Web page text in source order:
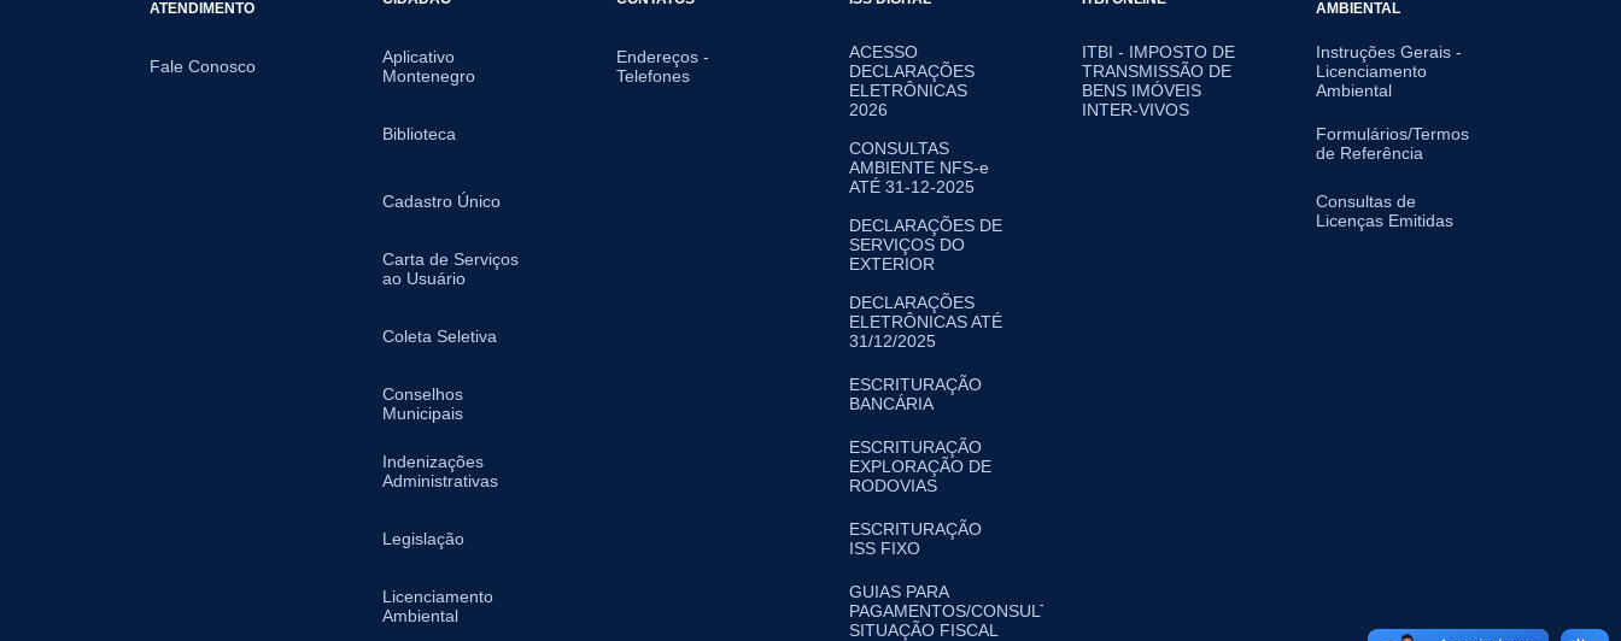
ATENDIMENTO
Fale Conosco
Aplicativo
Montenegro
Biblioteca
Cadastro Único
Carta de Serviços
ao Usuário
Coleta Seletiva
Conselhos
Municipais
Indenizações
Administrativas
Legislação
Licenciamento
Ambiental
Endereços -
Telefones
ACESSO
DECLARAÇÕES
ELETRÔNICAS
2026
CONSULTAS
AMBIENTE NFS-e
ATÉ 31-12-2025
DECLARAÇÕES DE
SERVIÇOS DO
EXTERIOR
DECLARAÇÕES
ELETRÔNICAS ATÉ
31/12/2025
ESCRITURAÇÃO
BANCÁRIA
ESCRITURAÇÃO
EXPLORAÇÃO DE
RODOVIAS
ESCRITURAÇÃO
ISS FIXO
GUIAS PARA
PAGAMENTOS/CONSULTA
SITUAÇÃO FISCAL
ITBI - IMPOSTO DE
TRANSMISSÃO DE
BENS IMÓVEIS
INTER-VIVOS
AMBIENTAL
Instruções Gerais -
Licenciamento
Ambiental
Formulários/Termos
de Referência
Consultas de
Licenças Emitidas